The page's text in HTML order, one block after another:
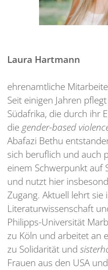
Laura Hartmann
ehrenamtliche
Seit einigen Jahren
Südafrika, die durch ihr
die gender-based
Abafazi Bethu
sich beruflich und auch
einem Schwerpunkt auf
und nutzt hier
Zugang. Aktuell lehrt sie
Literaturwissenschaft
Philipps-Universität
zu Köln und arbeitet an
zu Solidarität und
Frauen aus den USA